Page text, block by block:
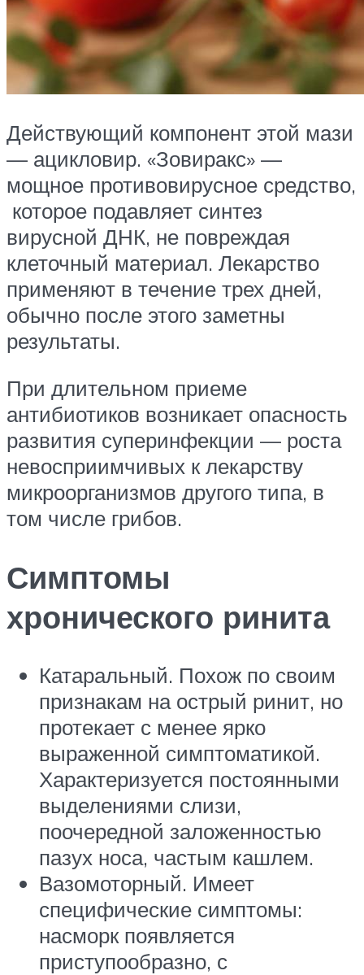
Действующий компонент этой мази
— ацикловир. «Зовиракс» —
мощное противовирусное средство,
которое подавляет синтез
вирусной ДНК, не повреждая
клеточный материал. Лекарство
применяют в течение трех дней,
обычно после этого заметны
результаты.
При длительном приеме
антибиотиков возникает опасность
развития суперинфекции — роста
невосприимчивых к лекарству
микроорганизмов другого типа, в
том числе грибов.
Симптомы
хронического ринита
Катаральный. Похож по своим
признакам на острый ринит, но
протекает с менее ярко
выраженной симптоматикой.
Характеризуется постоянными
выделениями слизи,
поочередной заложенностью
пазух носа, частым кашлем.
Вазомоторный. Имеет
специфические симптомы:
насморк появляется
приступообразно, с